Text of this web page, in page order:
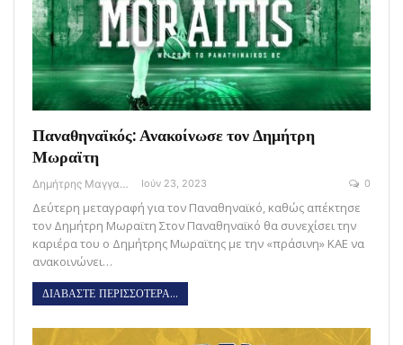
Παναθηναϊκός: Ανακοίνωσε τον Δημήτρη
Μωραϊτη
Δημήτρης Μαγγανάρης Ιούν 23, 2023 0
Δεύτερη μεταγραφή για τον Παναθηναϊκό, καθώς απέκτησε
τον Δημήτρη Μωραϊτη Στον Παναθηναϊκό θα συνεχίσει την
καριέρα του ο Δημήτρης Μωραϊτης με την «πράσινη» ΚΑΕ να
ανακοινώνει…
ΔΙΑΒΑΣΤΕ ΠΕΡΙΣΣΟΤΕΡΑ...